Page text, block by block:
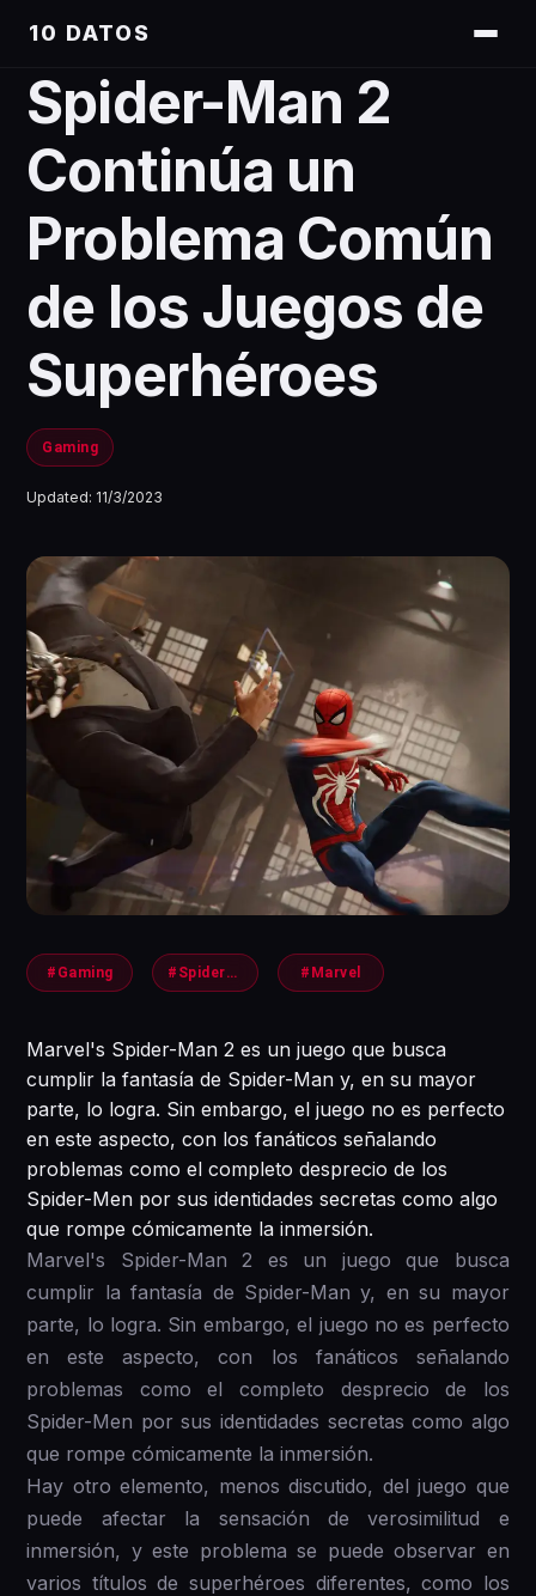
10 DATOS
Spider-Man 2
Continúa un
Problema Común
de los Juegos de
Superhéroes
Gaming
Updated: 11/3/2023
#Gaming #Spiderman2 #Marvel
Marvel's Spider-Man 2 es un juego que busca
cumplir la fantasía de Spider-Man y, en su mayor
parte, lo logra. Sin embargo, el juego no es perfecto
en este aspecto, con los fanáticos señalando
problemas como el completo desprecio de los
Spider-Men por sus identidades secretas como algo
que rompe cómicamente la inmersión.
Marvel's Spider-Man 2 es un juego que busca
cumplir la fantasía de Spider-Man y, en su mayor
parte, lo logra. Sin embargo, el juego no es perfecto
en este aspecto, con los fanáticos señalando
problemas como el completo desprecio de los
Spider-Men por sus identidades secretas como algo
que rompe cómicamente la inmersión.
Hay otro elemento, menos discutido, del juego que
puede afectar la sensación de verosimilitud e
inmersión, y este problema se puede observar en
varios títulos de superhéroes diferentes, como los